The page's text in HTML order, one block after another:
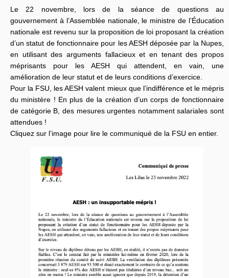
Le 22 novembre, lors de la séance de questions au
gouvernement à l’Assemblée nationale, le ministre de l’Éducation
nationale est revenu sur la proposition de loi proposant la création
d’un statut de fonctionnaire pour les AESH déposée par la Nupes,
en utilisant des arguments fallacieux et en tenant des propos
méprisants pour les AESH qui attendent, en vain, une
amélioration de leur statut et de leurs conditions d’exercice.
Pour la FSU, les AESH valent mieux que l’indifférence et le mépris
du ministère ! En plus de la création d’un corps de fonctionnaire
de catégorie B, des mesures urgentes notamment salariales sont
attendues !
Cliquez sur l’image pour lire le communiqué de la FSU en entier.